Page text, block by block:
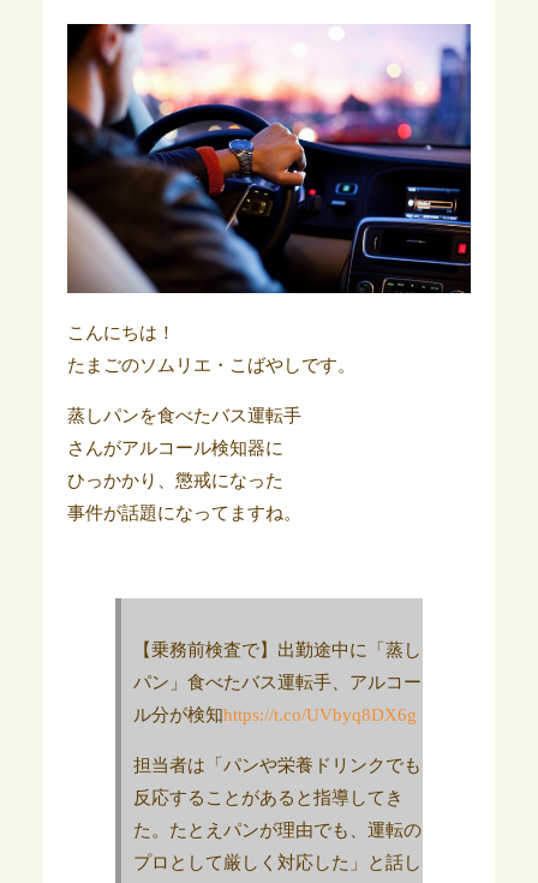
こんにちは！
たまごのソムリエ・こばやしです。
蒸しパンを食べたバス運転手
さんがアルコール検知器に
ひっかかり、懲戒になった
事件が話題になってますね。
【乗務前検査で】出勤途中に「蒸し
パン」食べたバス運転手、アルコー
ル分が検知https://t.co/UVbyq8DX6g
担当者は「パンや栄養ドリンクでも
反応することがあると指導してき
た。たとえパンが理由でも、運転の
プロとして厳しく対応した」と話し